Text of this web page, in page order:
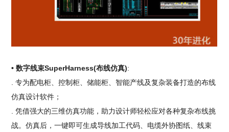
• 数字线束SuperHarness(布线仿真):
. 专为配电柜、控制柜、储能柜、智能产线及复杂装备打造的布线
仿真设计软件；
. 凭借强大的三维仿真功能，助力设计师轻松应对各种复杂布线挑
战。仿真后，一键即可生成导线加工代码、电缆外协图纸、线束